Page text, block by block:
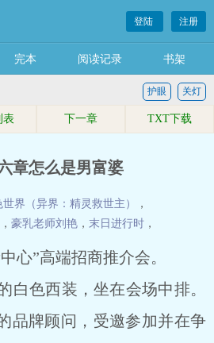
登陆 注册
完本 阅读记录 书架
关灯
护眼
表 下一章 TXT下载
章怎么是男富婆
界（异界：精灵救世主）
，
， 豪乳老师刘艳 ， 末日进行时 ，
心”高端招商推介会。
色西装，坐在会场中排。
品牌顾问，受邀参加并在争